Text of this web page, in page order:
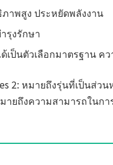
าพสูง ประหยัดพลังงาน
รุงรักษา
ด้เป็นตัวเลือกมาตรฐาน
2: หมายถึงรุ่นที่เป็นส่ว
ายถึงความสามารถในก